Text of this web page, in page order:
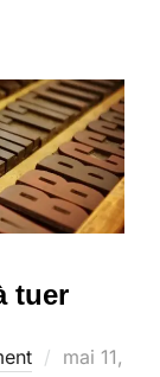
tuer
Publié
mai 11,